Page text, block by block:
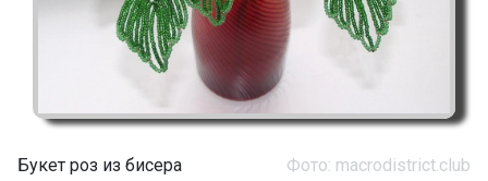
Букет роз из бисера Фото: macrodistrict.club